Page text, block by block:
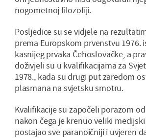
nogometnoj filozofiji.
Posljedice su se vidjele na
prema Europskom prvenstvu 1976.
kasnijeg prvaka Čehoslovačke, a
doživjeli su u kvalifikacijama za
1978., kada su drugi put zaredom
plasmana na svjetsku smotru.
Kvalifikacije su započeli porazom
nakon čega je krenuo veliki
postajao sve paranoičniji i uvjeren